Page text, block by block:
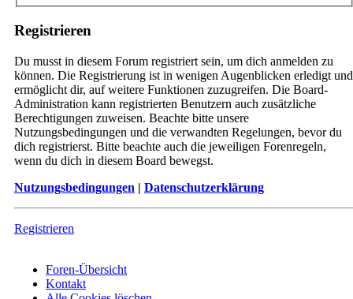
Registrieren
Du musst in diesem Forum registriert sein, um dich anmelden zu
können. Die Registrierung ist in wenigen Augenblicken erledigt und
ermöglicht dir, auf weitere Funktionen zuzugreifen. Die Board-
Administration kann registrierten Benutzern auch zusätzliche
Berechtigungen zuweisen. Beachte bitte unsere
Nutzungsbedingungen und die verwandten Regelungen, bevor du
dich registrierst. Bitte beachte auch die jeweiligen Forenregeln,
wenn du dich in diesem Board bewegst.
Nutzungsbedingungen | Datenschutzerklärung
Registrieren
Foren-Übersicht
Kontakt